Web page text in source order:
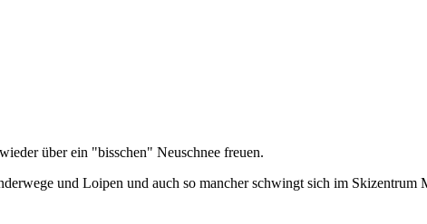
über ein "bisschen" Neuschnee freuen.
und Loipen und auch so mancher schwingt sich im